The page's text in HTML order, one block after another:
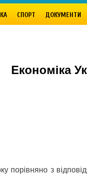
СПОРТ ДОКУМЕНТИ
Економіка
порівняно з